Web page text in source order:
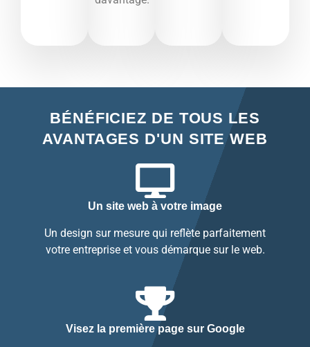
BÉNÉFICIEZ DE TOUS LES
AVANTAGES D'UN SITE WEB
Un site web à votre image
Un design sur mesure qui reflète parfaitement
votre entreprise et vous démarque sur le web.
Visez la première page sur Google